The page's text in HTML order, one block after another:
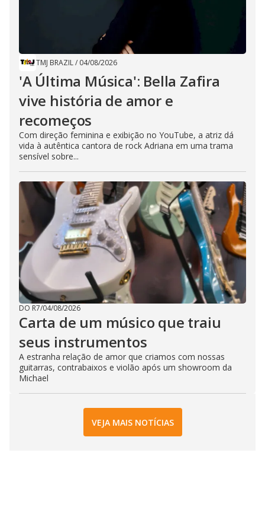
TMJ BRAZIL/ 04/08/2026
'A Última Música': Bella Zafira
vive história de amor e
recomeços
Com direção feminina e exibição no YouTube, a atriz dá
vida à autêntica cantora de rock Adriana em uma trama
sensível sobre...
DO R7/04/08/2026
Carta de um músico que traiu
seus instrumentos
A estranha relação de amor que criamos com nossas
guitarras, contrabaixos e violão após um showroom da
Michael
VEJA MAIS NOTÍCIAS